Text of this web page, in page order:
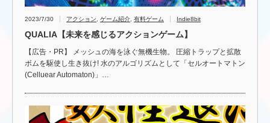
2023/7/30 アクション ゲーム紹介 有料ゲーム Indie8bit
QUALIA【未来を感じるアクションゲーム】
【広告・PR】 メッシュの海を泳ぐ無機生物。 圧縮トラップと拡散
ボムを駆使し生き抜け! 水のアルゴリズムとして「セルオートマトン
(Celluear Automaton)」…